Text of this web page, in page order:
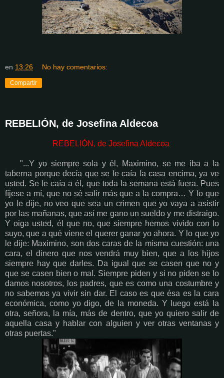
en 13:26 No hay comentarios:
Compartir
REBELIÓN, de Josefina Aldecoa
REBELIÓN, de Josefina Aldecoa
"...Y yo siempre sola y él, Maximino, se me iba a la
taberna porque decía que se le caía la casa encima, ya ve
usted. Se le caía a él, que toda la semana está fuera. Pues
fíjese a mí, que no sé salir más que a la compra… Y lo que
yo le dije, no veo que sea un crimen que yo vaya a asistir
por las mañanas, que así me gano un sueldo y me distraigo.
Y oiga usted, él que no, que siempre hemos vivido con lo
suyo, que a qué viene el querer ganar yo ahora. Y lo que yo
le dije: Maximino, son dos caras de la misma cuestión: una
cara, el dinero que nos vendrá muy bien, que a los hijos
siempre hay que darles. Da igual que se casen que no y
que se casen bien o mal. Siempre piden y si no piden se lo
damos nosotros, los padres, que es como una costumbre y
no sabemos ya vivir sin dar. El caso es que ésa es la cara
económica, como yo digo, de la moneda. Y luego está la
otra, señora, la mía, más de dentro, que yo quiero salir de
aquella casa y hablar con alguien y ver otras ventanas y
otras puertas."